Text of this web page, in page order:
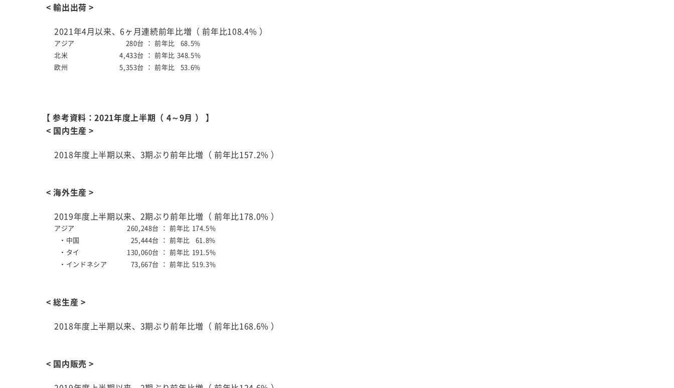
< 輸出出荷 >
2021年4月以来、6ヶ月連続前年比増（ 前年比108.4% ）
アジア 280台 ： 前年比 68.5%
北米
4,433台 ： 前年比 348.5%
欧州
5,353台 ： 前年比 53.6%
【 参考資料：2021年度上半期（ 4～9月 ） 】
< 国内生産 >
2018年度上半期以来、3期ぶり前年比増（ 前年比157.2% ）
< 海外生産 >
2019年度上半期以来、2期ぶり前年比増（ 前年比178.0% ）
アジア 260,248台 ： 前年比 174.5%
・中国
25,444台 ： 前年比 61.8%
・タイ
130,060台 ： 前年比 191.5%
・インドネシア
73,667台 ： 前年比 519.3%
< 総生産 >
2018年度上半期以来、3期ぶり前年比増（ 前年比168.6% ）
< 国内販売 >